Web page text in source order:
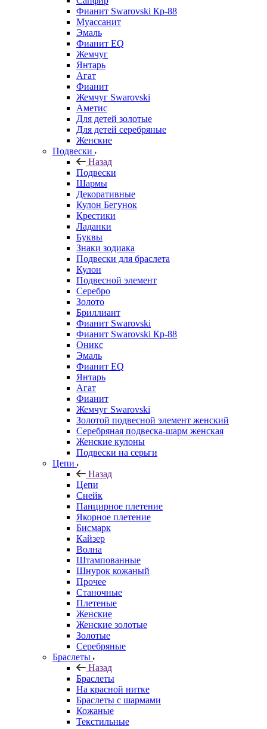
Фианит Swarovski Кр-88
Муассанит
Эмаль
Фианит EQ
Жемчуг
Янтарь
Агат
Фианит
Жемчуг Swarovski
Аметис
Для детей золотые
Для детей серебряные
Женские
Подвески
Назад
Подвески
Шармы
Декоративные
Кулон Бегунок
Крестики
Ладанки
Буквы
Знаки зодиака
Подвески для браслета
Кулон
Подвесной элемент
Серебро
Золото
Бриллиант
Фианит Swarovski
Фианит Swarovski Кр-88
Оникс
Эмаль
Фианит EQ
Янтарь
Агат
Фианит
Жемчуг Swarovski
Золотой подвесной элемент женcкий
Серебряная подвеска-шарм женская
Женские кулоны
Подвески на серьги
Цепи
Назад
Цепи
Снейк
Панцирное плетение
Якорное плетение
Бисмарк
Кайзер
Волна
Штампованные
Шнурок кожаный
Прочее
Станочные
Плетеные
Женские
Женские золотые
Золотые
Серебряные
Браслеты
Назад
Браслеты
На красной нитке
Браслеты с шармами
Кожаные
Текстильные